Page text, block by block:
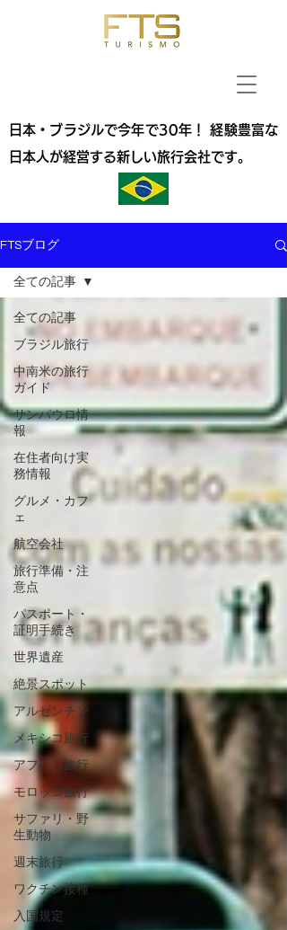
日本・ブラジルで今年で30年！ 経験豊富な
日本人が経営する新しい旅行会社です。
FTSブログ
全ての記事
ブラジル旅行
中南米の旅行
ガイド
サンパウロ情
報
在住者向け実
務情報
グルメ・カフ
ェ
航空会社
旅行準備・注
意点
パスポート・
証明手続き
世界遺産
絶景スポット
アルゼンチン
メキシコ旅行
アフリカ旅行
モロッコ旅行
サファリ・野
生動物
週末旅行
ワクチン接種
入国規定
全ての記事